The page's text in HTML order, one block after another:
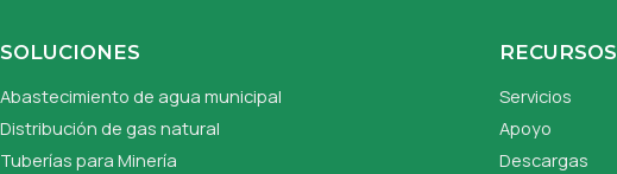
SOLUCIONES
Abastecimiento de agua municipal
Distribución de gas natural
Tuberías para Minería
RECURSOS
Servicios
Apoyo
Descargas